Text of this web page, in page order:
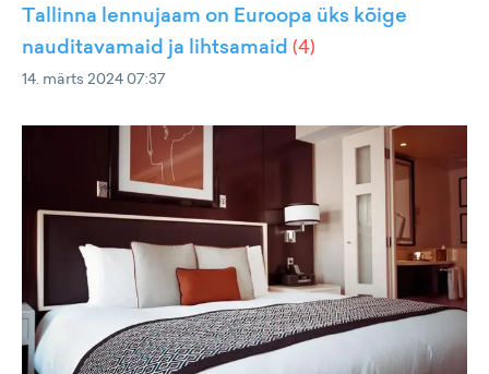
Tallinna lennujaam on Euroopa üks kõige
nauditavamaid ja lihtsamaid (4)
14. märts 2024 07:37